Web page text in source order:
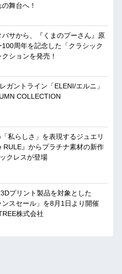
舞台へ！
バサから、『くまのプーさん』原
周年を記念した「クラシック
ションを発売！
ガントライン「ELENI/エルニ」
COLLECTION
私らしさ」を表現するジュエリ
RULE』からプラチナ素材の新作
クレスが登場
プリント製品を対象とした
ンスセール」を8月1日より開催
株式会社